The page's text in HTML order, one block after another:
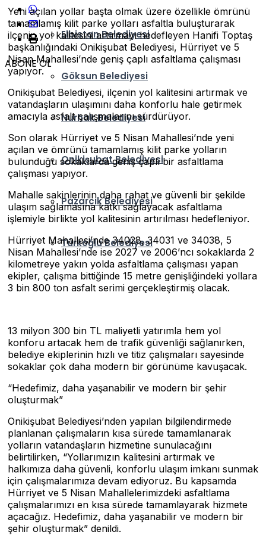
Elbistan Belediyesi
Göksun Belediyesi
Nurhak Belediyesi
Onikişubat Belediyesi
Pazarcık Belediyesi
Türkoğlu Belediyesi
ABONE OL
Yeni açılan yollar başta olmak üzere özellikle ömrünü
tamamlamış kilit parke yolları asfaltla buluşturarak
ilçenin yol kalitesini artırmayı hedefleyen Hanifi Toptaş
başkanlığındaki Onikişubat Belediyesi, Hürriyet ve 5
Nisan Mahallesi’nde geniş çaplı asfaltlama çalışması
yapıyor.
Onikişubat Belediyesi, ilçenin yol kalitesini artırmak ve
vatandaşların ulaşımını daha konforlu hale getirmek
amacıyla asfalt çalışmalarını sürdürüyor.
Son olarak Hürriyet ve 5 Nisan Mahallesi’nde yeni
açılan ve ömrünü tamamlamış kilit parke yolların
bulunduğu sokaklarda geniş çaplı bir asfaltlama
çalışması yapıyor.
Mahalle sakinlerinin daha rahat ve güvenli bir şekilde
ulaşım sağlamasına katkı sağlayacak asfaltlama
işlemiyle birlikte yol kalitesinin artırılması hedefleniyor.
Hürriyet Mahallesi’nde 34028, 34031 ve 34038, 5
Nisan Mahallesi’nde ise 2027 ve 2006’ncı sokaklarda 2
kilometreye yakın yolda asfaltlama çalışması yapan
ekipler, çalışma bittiğinde 15 metre genişliğindeki yollara
3 bin 800 ton asfalt serimi gerçekleştirmiş olacak.
13 milyon 300 bin TL maliyetli yatırımla hem yol
konforu artacak hem de trafik güvenliği sağlanırken,
belediye ekiplerinin hızlı ve titiz çalışmaları sayesinde
sokaklar çok daha modern bir görünüme kavuşacak.
“Hedefimiz, daha yaşanabilir ve modern bir şehir
oluşturmak”
Onikişubat Belediyesi’nden yapılan bilgilendirmede
planlanan çalışmaların kısa sürede tamamlanarak
yolların vatandaşların hizmetine sunulacağını
belirtilirken, “Yollarımızın kalitesini artırmak ve
halkımıza daha güvenli, konforlu ulaşım imkanı sunmak
için çalışmalarımıza devam ediyoruz. Bu kapsamda
Hürriyet ve 5 Nisan Mahallelerimizdeki asfaltlama
çalışmalarımızı en kısa sürede tamamlayarak hizmete
açacağız. Hedefimiz, daha yaşanabilir ve modern bir
şehir oluşturmak” denildi.